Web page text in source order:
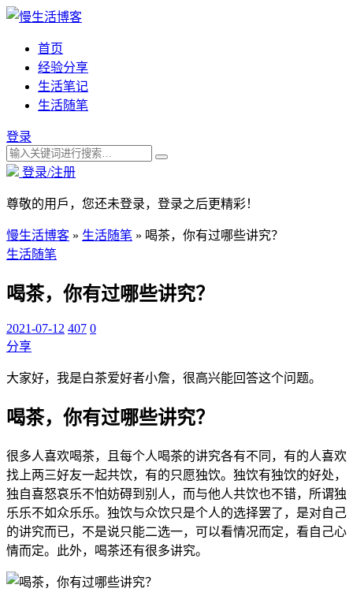
首页
经验分享
生活笔记
生活随笔
登录
登录/注册
尊敬的用戶，您还未登录，登录之后更精彩！
慢生活博客 » 生活随笔 » 喝茶，你有过哪些讲究？
生活随笔
喝茶，你有过哪些讲究？
2021-07-12 407 0
分享
大家好，我是白茶爱好者小詹，很高兴能回答这个问题。
喝茶，你有过哪些讲究？
很多人喜欢喝茶，且每个人喝茶的讲究各有不同，有的人喜欢
找上两三好友一起共饮，有的只愿独饮。独饮有独饮的好处，
独自喜怒哀乐不怕妨碍到别人，而与他人共饮也不错，所谓独
乐乐不如众乐乐。独饮与众饮只是个人的选择罢了，是对自己
的讲究而已，不是说只能二选一，可以看情况而定，看自己心
情而定。此外，喝茶还有很多讲究。